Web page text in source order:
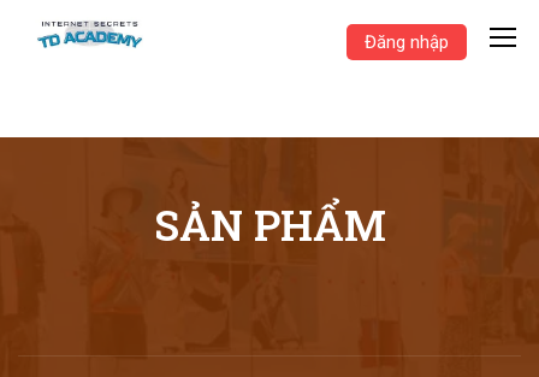
Đăng nhập
SẢN PHẨM